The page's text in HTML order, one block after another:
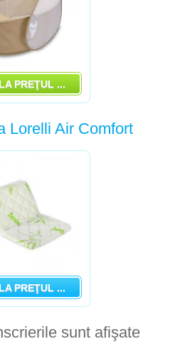
PREŢUL ...
Lorelli Air Comfort
PREŢUL ...
sunt afişate